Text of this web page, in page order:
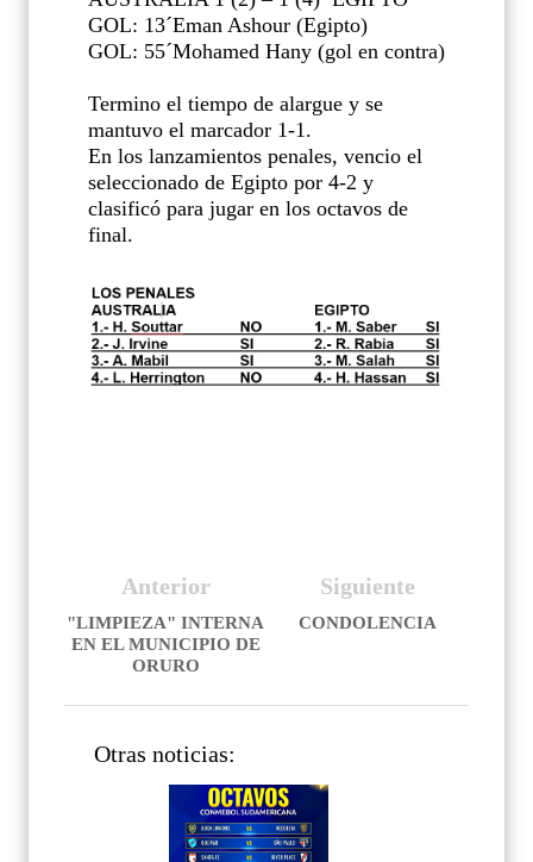
GOL: 13´Eman Ashour (Egipto)
GOL: 55´Mohamed Hany (gol en contra)
Termino el tiempo de alargue y se
mantuvo el marcador 1-1.
En los lanzamientos penales, vencio el
seleccionado de Egipto por 4-2 y
clasificó para jugar en los octavos de
final.
Siguiente
CONDOLENCIA
Anterior
"LIMPIEZA" INTERNA
EN EL MUNICIPIO DE
ORURO
Otras noticias: